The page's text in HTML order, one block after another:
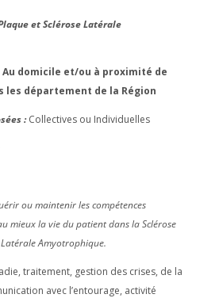
et Sclérose Latérale
Au domicile et/ou à proximité de
les département de la Région
:Collectives ou Individuelles
ou maintenir les compétences
mieux la vie du patient dans la Sclérose
Amyotrophique.
traitement, gestion des crises, de la
avec l’entourage, activité